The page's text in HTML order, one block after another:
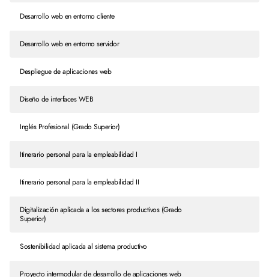
Desarrollo web en entorno cliente
Desarrollo web en entorno servidor
Despliegue de aplicaciones web
Diseño de interfaces WEB
Inglés Profesional (Grado Superior)
Itinerario personal para la empleabilidad I
Itinerario personal para la empleabilidad II
Digitalización aplicada a los sectores productivos (Grado
Superior)
Sostenibilidad aplicada al sistema productivo
Proyecto intermodular de desarrollo de aplicaciones web